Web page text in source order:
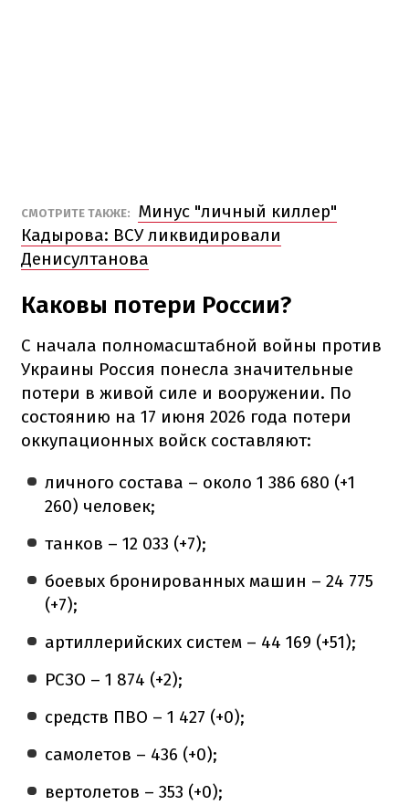
СМОТРИТЕ ТАКЖЕ:
Минус "личный киллер"
Кадырова: ВСУ ликвидировали
Денисултанова
Каковы потери России?
С начала полномасштабной войны против
Украины Россия понесла значительные
потери в живой силе и вооружении. По
состоянию на 17 июня 2026 года потери
оккупационных войск составляют:
личного состава – около 1 386 680 (+1
260) человек;
танков – 12 033 (+7);
боевых бронированных машин – 24 775
(+7);
артиллерийских систем – 44 169 (+51);
РСЗО – 1 874 (+2);
средств ПВО – 1 427 (+0);
самолетов – 436 (+0);
вертолетов – 353 (+0);